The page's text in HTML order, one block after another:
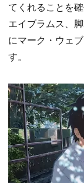
てくれることを
エイブラムス、
にマーク・ウェ
す。